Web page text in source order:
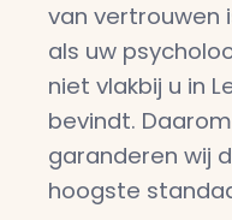
van vertrouwen
als uw
niet vlakbij u in
bevindt. Daarom
garanderen wij
hoogste